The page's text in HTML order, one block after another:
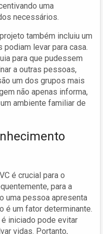
uma
necessários.
também incluiu um
levar para casa.
para que pudessem
a outras pessoas,
um dos grupos mais
não apenas informa,
ambiente familiar de
é crucial para o
para a
uma pessoa apresenta
é um fator determinante.
iniciado pode evitar
vidas. Portanto,